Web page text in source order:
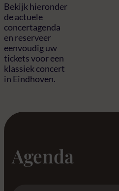
Bekijk hieronder
de actuele
concertagenda
en reserveer
eenvoudig uw
tickets voor een
klassiek concert
in Eindhoven.
Agenda